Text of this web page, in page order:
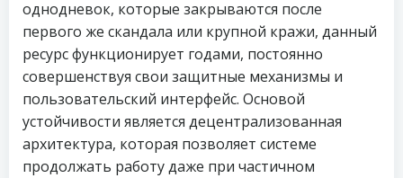
однодневок, которые закрываются после
первого же скандала или крупной кражи, данный
ресурс функционирует годами, постоянно
совершенствуя свои защитные механизмы и
пользовательский интерфейс. Основой
устойчивости является децентрализованная
архитектура, которая позволяет системе
продолжать работу даже при частичном